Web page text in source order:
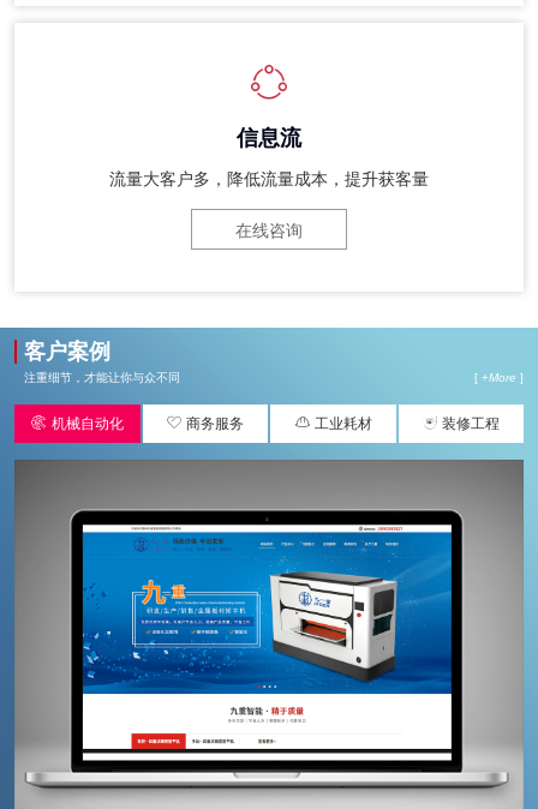
信息流
流量大客户多，降低流量成本，提升获客量
在线咨询
客户案例
注重细节，才能让你与众不同 [ +More ]
 机械自动化  商务服务  工业耗材  装修工程